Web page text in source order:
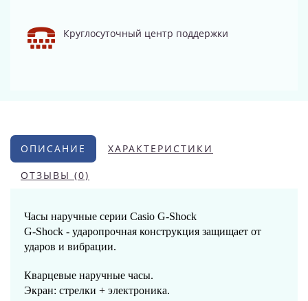
Круглосуточный центр поддержки
ОПИСАНИЕ ХАРАКТЕРИСТИКИ
ОТЗЫВЫ (0)
Часы наручные серии Casio G-Shock
G-Shock - ударопрочная конструкция защищает от
ударов и вибрации.
Кварцевые наручные часы.
Экран: стрелки + электроника.